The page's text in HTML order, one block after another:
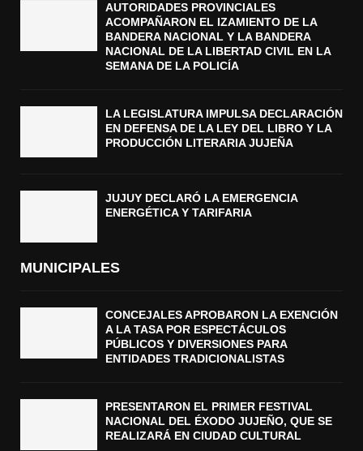
AUTORIDADES PROVINCIALES
ACOMPAÑARON EL IZAMIENTO DE LA
BANDERA NACIONAL Y LA BANDERA
NACIONAL DE LA LIBERTAD CIVIL EN LA
SEMANA DE LA POLICÍA
LA LEGISLATURA IMPULSA DECLARACIÓN
EN DEFENSA DE LA LEY DEL LIBRO Y LA
PRODUCCIÓN LITERARIA JUJEÑA
JUJUY DECLARÓ LA EMERGENCIA
ENERGÉTICA Y TARIFARIA
MUNICIPALES
CONCEJALES APROBARON LA EXENCIÓN
A LA TASA POR ESPECTÁCULOS
PÚBLICOS Y DIVERSIONES PARA
ENTIDADES TRADICIONALISTAS
PRESENTARON EL PRIMER FESTIVAL
NACIONAL DEL ÉXODO JUJEÑO, QUE SE
REALIZARÁ EN CIUDAD CULTURAL